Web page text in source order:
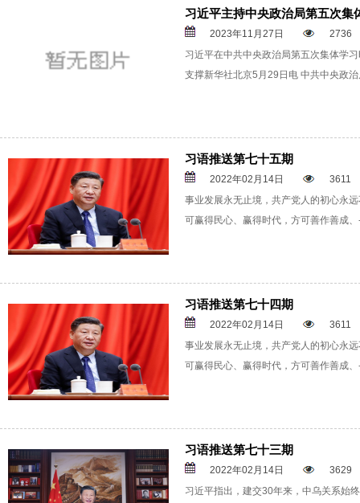
习近平主持中央政治局第五次集
2023年11月27日
2736
习近平在中共中央政治局第五次集体学
支撑新华社北京5月29日电 中共中央政
习语推送第七十五期
2022年02月14日
3611
事业发展永无止境，共产党人的初心永
可赢得民心、赢得时代，方可善作善成
习语推送第七十四期
2022年02月14日
3611
事业发展永无止境，共产党人的初心永
可赢得民心、赢得时代，方可善作善成
习语推送第七十三期
2022年02月14日
3629
习近平指出，建交30年来，中乌关系始